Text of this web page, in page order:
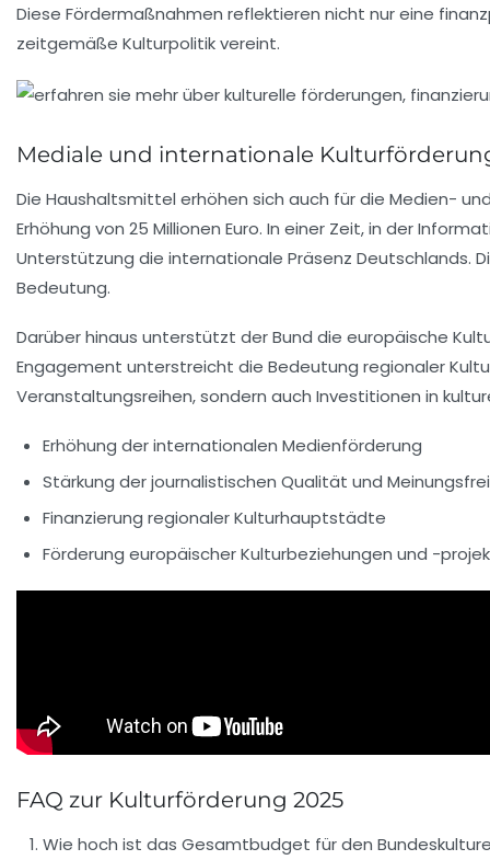
Diese Fördermaßnahmen reflektieren nicht nur eine
zeitgemäße Kulturpolitik vereint.
Mediale und internationale
Die Haushaltsmittel erhöhen sich auch für die Medien-
Erhöhung von 25 Millionen Euro. In einer Zeit, in der
Unterstützung die internationale Präsenz Deutschlands.
Bedeutung.
Darüber hinaus unterstützt der Bund die europäische
Engagement unterstreicht die Bedeutung regionaler
Veranstaltungsreihen, sondern auch Investitionen in
Erhöhung der internationalen Medienförderung
Stärkung der journalistischen Qualität und
Finanzierung regionaler Kulturhauptstädte
Förderung europäischer Kulturbeziehungen und -
FAQ zur Kulturförderung 2025
Wie hoch ist das Gesamtbudget für den